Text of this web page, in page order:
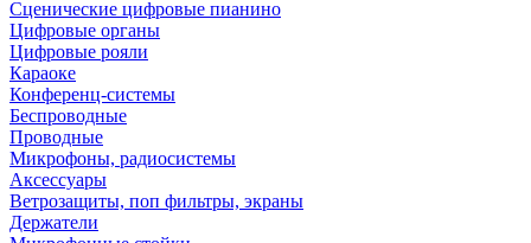
Сценические цифровые пианино
Цифровые органы
Цифровые рояли
Караоке
Конференц-системы
Беспроводные
Проводные
Микрофоны, радиосистемы
Аксессуары
Ветрозащиты, поп фильтры, экраны
Держатели